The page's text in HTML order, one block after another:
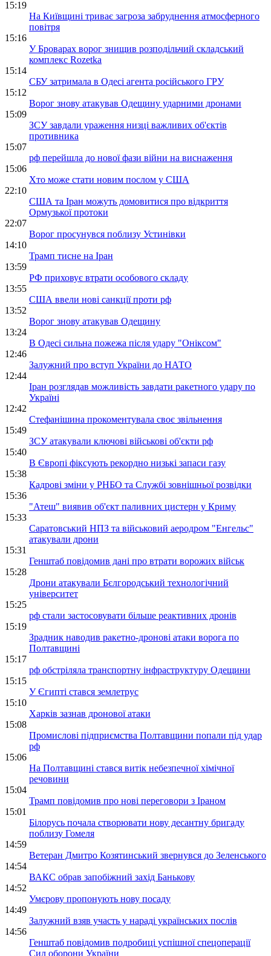
15:19
На Київщині триває загроза забруднення атмосферного
повітря
15:16
У Броварах ворог знищив розподільчий складський
комплекс Rozetka
15:14
СБУ затримала в Одесі агента російського ГРУ
15:12
Ворог знову атакував Одещину ударними дронами
15:09
ЗСУ завдали ураження низці важливих об'єктів
противника
15:07
рф перейшла до нової фази війни на виснаження
15:06
Хто може стати новим послом у США
22:10
США та Іран можуть домовитися про відкриття
Ормузької протоки
22:07
Ворог просунувся поблизу Устинівки
14:10
Трамп тисне на Іран
13:59
РФ приховує втрати особового складу
13:55
США ввели нові санкції проти рф
13:52
Ворог знову атакував Одещину
13:24
В Одесі сильна пожежа після удару "Оніксом"
12:46
Залужний про вступ України до НАТО
12:44
Іран розглядав можливість завдати ракетного удару по
Україні
12:42
Стефанішина прокоментувала своє звільнення
15:49
ЗСУ атакували ключові військові об'єкти рф
15:40
В Європі фіксують рекордно низькі запаси газу
15:38
Кадрові зміни у РНБО та Службі зовнішньої розвідки
15:36
"Атеш" виявив об'єкт паливних цистерн у Криму
15:33
Саратовський НПЗ та військовий аеродром "Енгельс"
атакували дрони
15:31
Генштаб повідомив дані про втрати ворожих військ
15:28
Дрони атакували Бєлгородський технологічний
університет
15:25
рф стали застосовувати більше реактивних дронів
15:19
Зрадник наводив ракетно-дронові атаки ворога по
Полтавщині
15:17
рф обстріляла транспортну інфраструктуру Одещини
15:15
У Єгипті стався землетрус
15:10
Харків зазнав дронової атаки
15:08
Промислові підприємства Полтавщини попали під удар
рф
15:06
На Полтавщині стався витік небезпечної хімічної
речовини
15:04
Трамп повідомив про нові переговори з Іраном
15:01
Білорусь почала створювати нову десантну бригаду
поблизу Гомеля
14:59
Ветеран Дмитро Козятинський звернувся до Зеленського
14:54
ВАКС обрав запобіжний захід Банькову
14:52
Умєрову пропонують нову посаду
14:49
Залужний взяв участь у нараді українських послів
14:56
Генштаб повідомив подробиці успішної спецоперації
Сил оборони України